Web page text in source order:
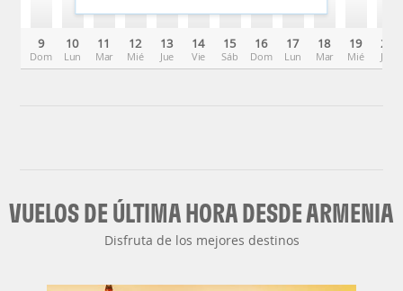
9
Dom
10
Lun
11
Mar
12
Mié
13
Jue
14
Vie
15
Sáb
16
Dom
17
Lun
18
Mar
19
Mié
20
Jue
VUELOS DE ÚLTIMA HORA DESDE ARMENIA
Disfruta de los mejores destinos